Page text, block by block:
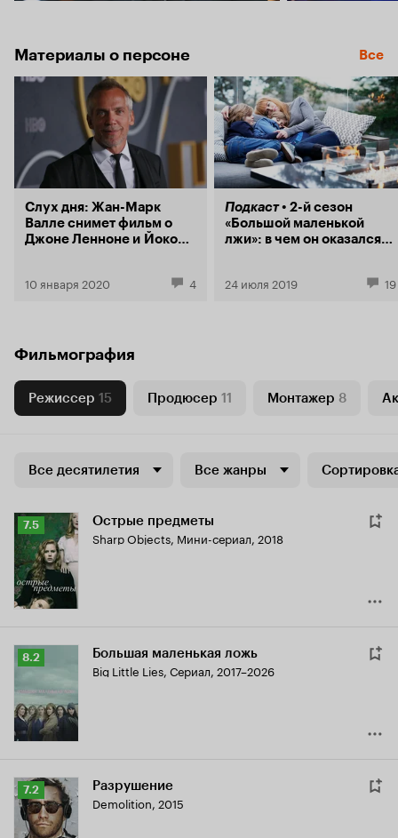
Материалы о персоне Все
Слух дня: Жан-Марк
Валле снимет фильм о
Джоне Ленноне и Йоко
10 января 2020 4
Подкаст
2-й сезон
«Большой маленькой
лжи»: в чем он оказался
24 июля 2019 19
Фильмография
Режиссер 15 Продюсер 11 Монтажер 8
Все десятилетия Все жанры
Рейтинг
Кинопоиска
7.5
7.5 Острые предметы
Sharp Objects, Мини-сериал, 2018
Рейтинг
8.2
8.2 Большая маленькая ложь
Big Little Lies, Сериал, 2017–2026
Рейтинг
Кинопоиска
7.2
7.2 Разрушение
Demolition, 2015